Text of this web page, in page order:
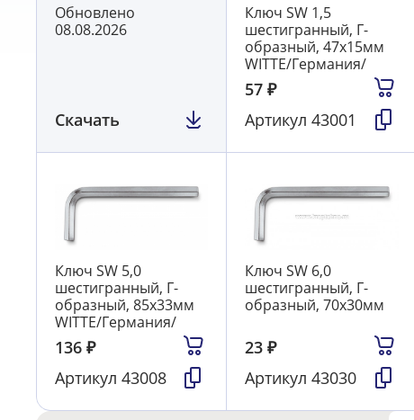
Обновлено
08.08.2026
Скачать
Ключ SW 1,5
шестигранный, Г-
образный, 47х15мм
WITTE/Германия/
57₽
Артикул43001
Ключ SW 5,0
шестигранный, Г-
образный, 85х33мм
WITTE/Германия/
136 ₽
Артикул 43008
Ключ SW 6,0
шестигранный, Г-
образный, 70х30мм
23₽
Артикул43030